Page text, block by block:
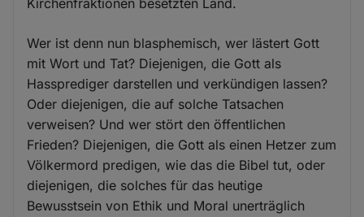
Kirchenfraktionen besetzten Land.
Wer ist denn nun blasphemisch, wer lästert Gott
mit Wort und Tat? Diejenigen, die Gott als
Hassprediger darstellen und verkündigen lassen?
Oder diejenigen, die auf solche Tatsachen
verweisen? Und wer stört den öffentlichen
Frieden? Diejenigen, die Gott als einen Hetzer zum
Völkermord predigen, wie das die Bibel tut, oder
diejenigen, die solches für das heutige
Bewusstsein von Ethik und Moral unerträglich